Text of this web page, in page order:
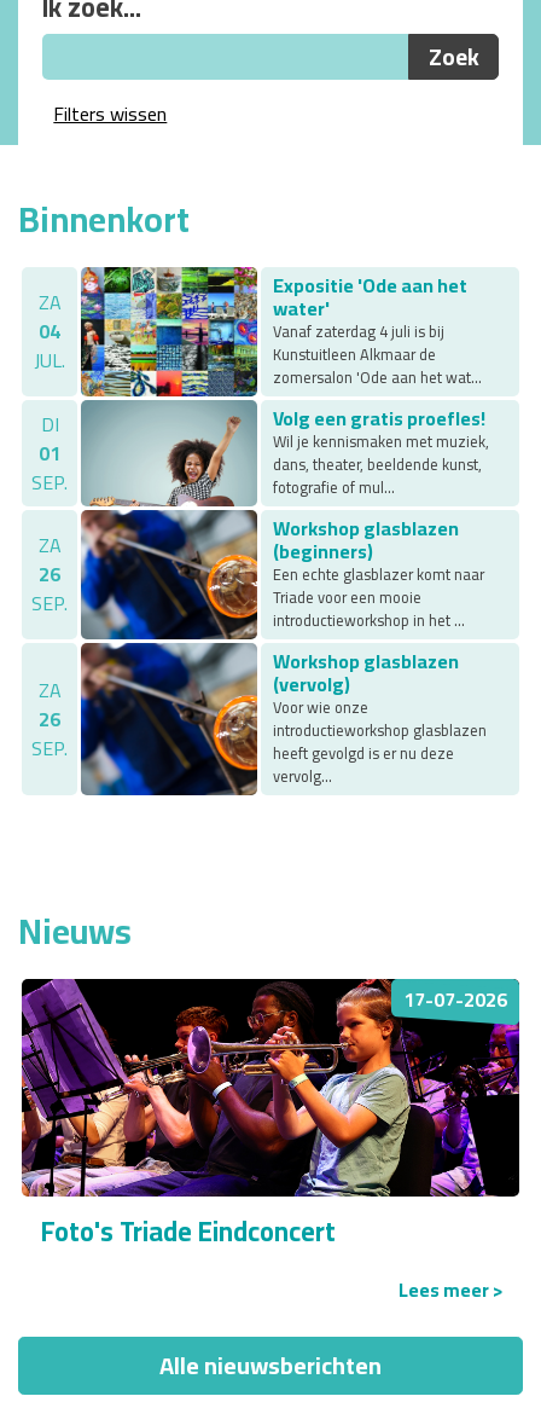
Filters wissen
Binnenkort
ZA
04
JUL.
Expositie 'Ode aan het
water'
Vanaf zaterdag 4 juli is bij
Kunstuitleen Alkmaar de
zomersalon 'Ode aan het wat...
DI
01
SEP.
Volg een gratis proefles!
Wil je kennismaken met muziek,
dans, theater, beeldende kunst,
fotografie of mul...
ZA
26
SEP.
Workshop glasblazen
(beginners)
Een echte glasblazer komt naar
Triade voor een mooie
introductieworkshop in het ...
ZA
26
SEP.
Workshop glasblazen
(vervolg)
Voor wie onze
introductieworkshop glasblazen
heeft gevolgd is er nu deze
vervolg...
Nieuws
17-07-2026
Foto's Triade Eindconcert
Lees meer >
Alle nieuwsberichten